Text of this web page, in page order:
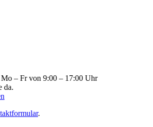
Mo – Fr von 9:00 – 17:00 Uhr
da.
.